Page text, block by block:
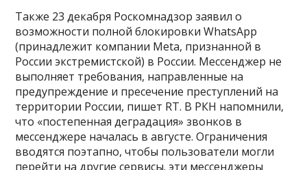
Также 23 декабря Роскомнадзор заявил о
возможности полной блокировки WhatsApp
(принадлежит компании Meta, признанной в
России экстремистской) в России. Мессенджер не
выполняет требования, направленные на
предупреждение и пресечение преступлений на
территории России, пишет RT. В РКН напомнили,
что «постепенная деградация» звонков в
мессенджере началась в августе. Ограничения
вводятся поэтапно, чтобы пользователи могли
перейти на другие сервисы. эти мессенджеры